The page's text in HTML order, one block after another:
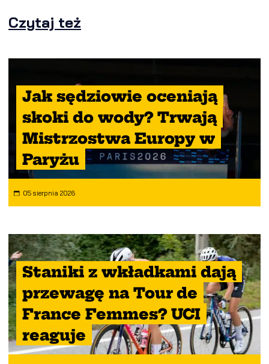
Czytaj też
Jak sędziowie oceniają
skoki do wody? Trwają
Mistrzostwa Europy w
Paryżu
05 sierpnia 2026
Staniki z wkładkami dają
przewagę na Tour de
France Femmes? UCI
reaguje